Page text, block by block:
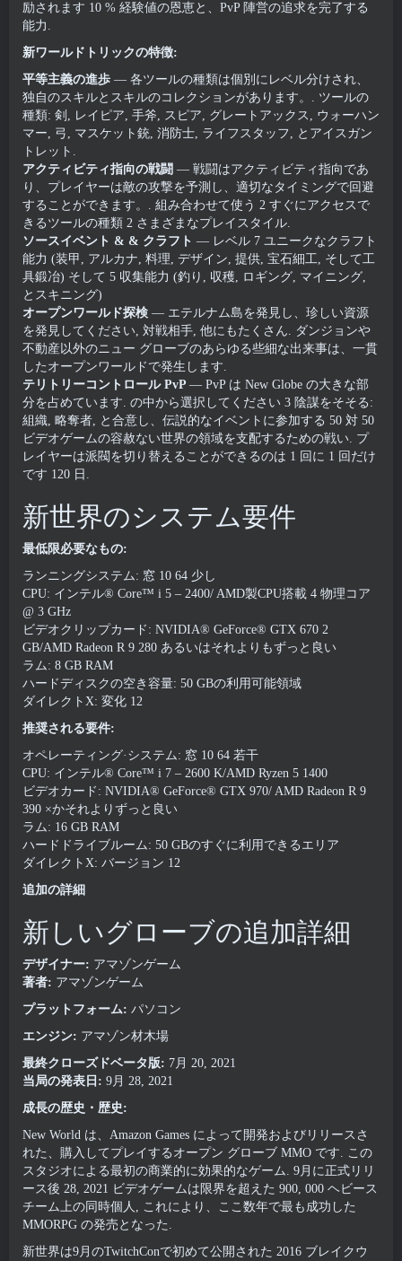
励されます 10 % 経験値の恩恵と、PvP 陣営の追求を完了する
能力.
新ワールドトリックの特徴:
平等主義の進歩 — 各ツールの種類は個別にレベル分けされ、
独自のスキルとスキルのコレクションがあります。. ツールの
種類: 剣, レイピア, 手斧, スピア, グレートアックス, ウォーハン
マー, 弓, マスケット銃, 消防士, ライフスタッフ, とアイスガン
トレット.
アクティビティ指向の戦闘 — 戦闘はアクティビティ指向であ
り、プレイヤーは敵の攻撃を予測し、適切なタイミングで回避
することができます。. 組み合わせて使う 2 すぐにアクセスで
きるツールの種類 2 さまざまなプレイスタイル.
ソースイベント & & クラフト — レベル 7 ユニークなクラフト
能力 (装甲, アルカナ, 料理, デザイン, 提供, 宝石細工, そして工
具鍛冶) そして 5 収集能力 (釣り, 収穫, ロギング, マイニング,
とスキニング)
オープンワールド探検 — エテルナム島を発見し、珍しい資源
を発見してください, 対戦相手, 他にもたくさん. ダンジョンや
不動産以外のニュー グローブのあらゆる些細な出来事は、一貫
したオープンワールドで発生します.
テリトリーコントロール PvP — PvP は New Globe の大きな部
分を占めています. の中から選択してください 3 陰謀をそそる:
組織, 略奪者, と合意し、伝説的なイベントに参加する 50 対 50
ビデオゲームの容赦ない世界の領域を支配するための戦い. プ
レイヤーは派閥を切り替えることができるのは 1 回に 1 回だけ
です 120 日.
新世界のシステム要件
最低限必要なもの:
ランニングシステム: 窓 10 64 少し
CPU: インテル® Core™ i 5 – 2400/ AMD製CPU搭載 4 物理コア
@ 3 GHz
ビデオクリップカード: NVIDIA® GeForce® GTX 670 2
GB/AMD Radeon R 9 280 あるいはそれよりもずっと良い
ラム: 8 GB RAM
ハードディスクの空き容量: 50 GBの利用可能領域
ダイレクトX: 変化 12
推奨される要件:
オペレーティング·システム: 窓 10 64 若干
CPU: インテル® Core™ i 7 – 2600 K/AMD Ryzen 5 1400
ビデオカード: NVIDIA® GeForce® GTX 970/ AMD Radeon R 9
390 ×かそれよりずっと良い
ラム: 16 GB RAM
ハードドライブルーム: 50 GBのすぐに利用できるエリア
ダイレクトX: バージョン 12
追加の詳細
新しいグローブの追加詳細
デザイナー: アマゾンゲーム
著者: アマゾンゲーム
プラットフォーム: パソコン
エンジン: アマゾン材木場
最終クローズドベータ版: 7月 20, 2021
当局の発表日: 9月 28, 2021
成長の歴史・歴史:
New World は、Amazon Games によって開発およびリリースさ
れた、購入してプレイするオープン グローブ MMO です. この
スタジオによる最初の商業的に効果的なゲーム. 9月に正式リリ
ース後 28, 2021 ビデオゲームは限界を超えた 900, 000 ヘビース
チーム上の同時個人, これにより、ここ数年で最も成功した
MMORPG の発売となった.
新世界は9月のTwitchConで初めて公開された 2016 ブレイクウ